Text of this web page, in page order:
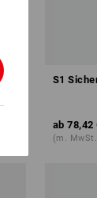
S1
ab 78,42
(m.